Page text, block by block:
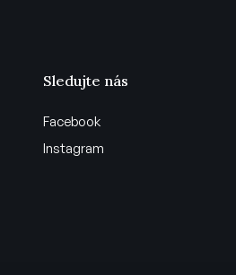
Sledujte nás
Facebook
Instagram